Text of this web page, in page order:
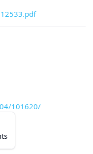
101620/